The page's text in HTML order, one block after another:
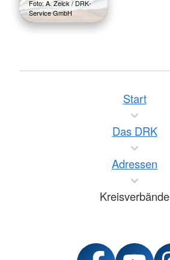
Foto: A. Zelck / DRK-
Service GmbH
Start
Das DRK
Adressen
Kreisverbände